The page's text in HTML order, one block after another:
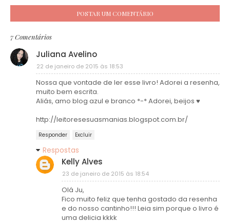
POSTAR UM COMENTÁRIO
7 Comentários
Juliana Avelino
22 de janeiro de 2015 às 18:53
Nossa que vontade de ler esse livro! Adorei a resenha,
muito bem escrita.
Aliás, amo blog azul e branco *-* Adorei, beijos ♥
http://leitoresesuasmanias.blogspot.com.br/
Responder Excluir
Respostas
Kelly Alves
23 de janeiro de 2015 às 18:54
Olá Ju,
Fico muito feliz que tenha gostado da resenha
e do nosso cantinho!!! Leia sim porque o livro é
uma delicia kkkk